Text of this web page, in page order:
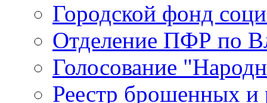
Городской фонд
Отделение ПФР по
Голосование
Реестр брошенных и